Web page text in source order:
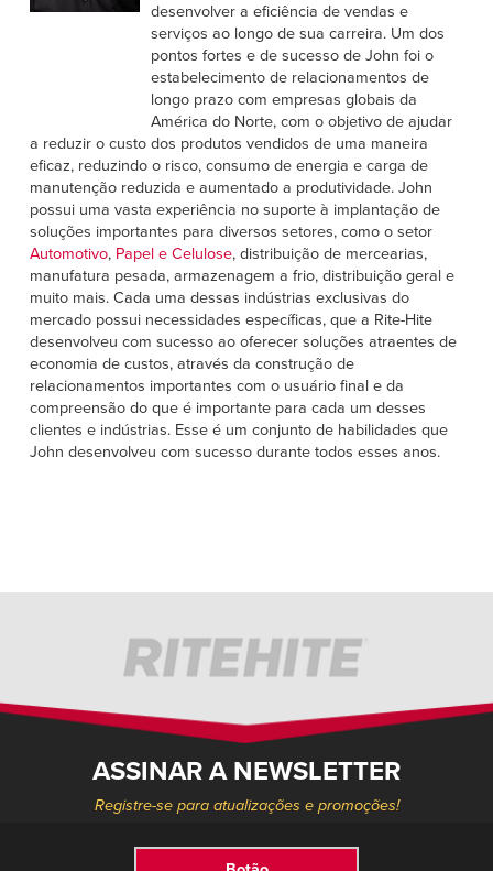
desenvolver a eficiência de vendas e
serviços ao longo de sua carreira. Um dos
pontos fortes e de sucesso de John foi o
estabelecimento de relacionamentos de
longo prazo com empresas globais da
América do Norte, com o objetivo de ajudar
a reduzir o custo dos produtos vendidos de uma maneira
eficaz, reduzindo o risco, consumo de energia e carga de
manutenção reduzida e aumentado a produtividade. John
possui uma vasta experiência no suporte à implantação de
soluções importantes para diversos setores, como o setor
Automotivo, Papel e Celulose, distribuição de mercearias,
manufatura pesada, armazenagem a frio, distribuição geral e
muito mais. Cada uma dessas indústrias exclusivas do
mercado possui necessidades específicas, que a Rite-Hite
desenvolveu com sucesso ao oferecer soluções atraentes de
economia de custos, através da construção de
relacionamentos importantes com o usuário final e da
compreensão do que é importante para cada um desses
clientes e indústrias. Esse é um conjunto de habilidades que
John desenvolveu com sucesso durante todos esses anos.
ASSINAR A NEWSLETTER
Registre-se para atualizações e promoções!